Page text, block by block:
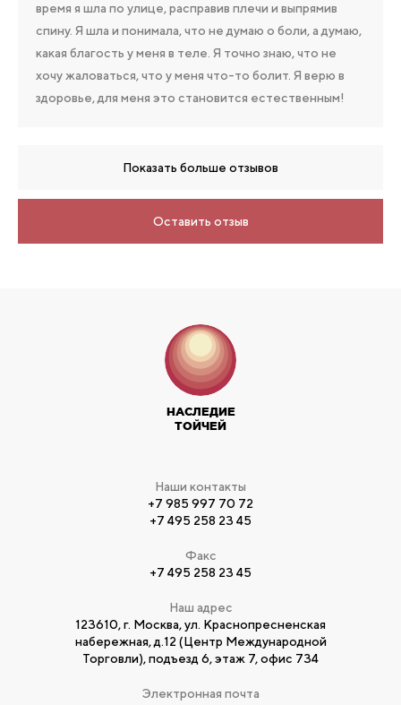
время я шла по улице, расправив плечи и выпрямив
спину. Я шла и понимала, что не думаю о боли, а думаю,
какая благость у меня в теле. Я точно знаю, что не
хочу жаловаться, что у меня что-то болит. Я верю в
здоровье, для меня это становится естественным!
Оставить отзыв
Показать больше отзывов
НАСЛЕДИЕ
ТОЙЧЕЙ
Наши контакты
+7 985 997 70 72
+7 495 258 23 45
Факс
+7 495 258 23 45
Наш адрес
123610, г. Москва, ул. Краснопресненская
набережная, д.12 (Центр Международной
Торговли), подъезд 6, этаж 7, офис 734
Электронная почта